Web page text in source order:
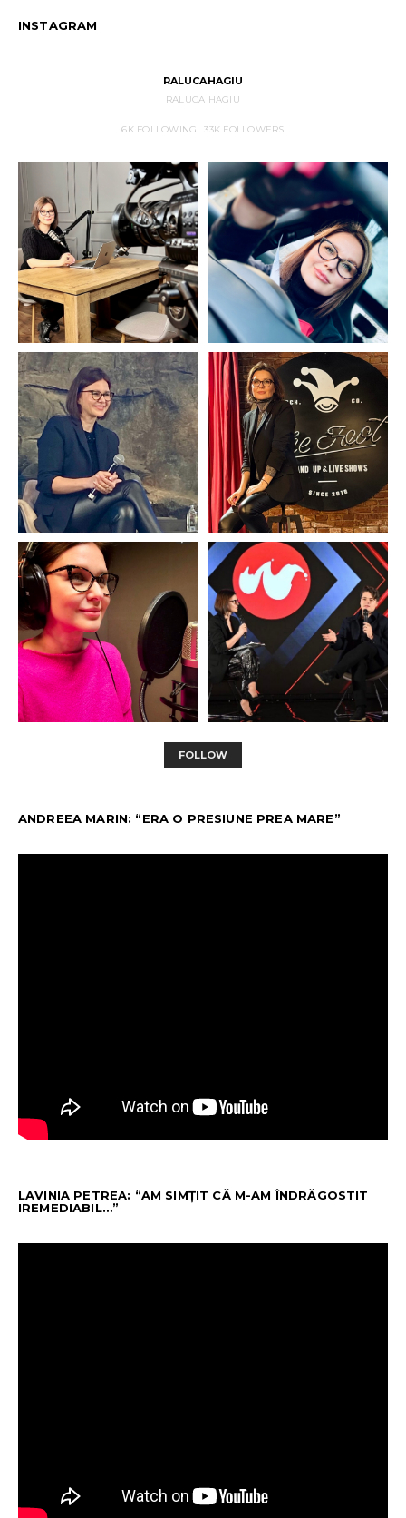
INSTAGRAM
RALUCAHAGIU
RALUCA HAGIU
6KFOLLOWING 33K FOLLOWERS
FOLLOW
ANDREEA MARIN: “ERA O PRESIUNE PREA MARE”
LAVINIA PETREA: “AM SIMȚIT CĂ M-AM ÎNDRĂGOSTIT
IREMEDIABIL…”